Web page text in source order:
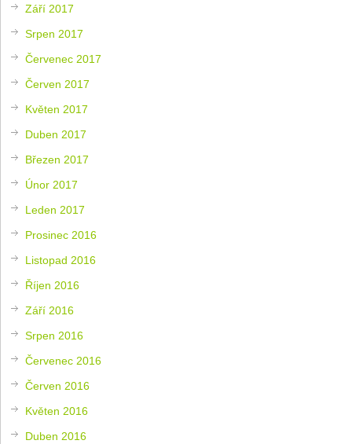
Září 2017
Srpen 2017
Červenec 2017
Červen 2017
Květen 2017
Duben 2017
Březen 2017
Únor 2017
Leden 2017
Prosinec 2016
Listopad 2016
Říjen 2016
Září 2016
Srpen 2016
Červenec 2016
Červen 2016
Květen 2016
Duben 2016